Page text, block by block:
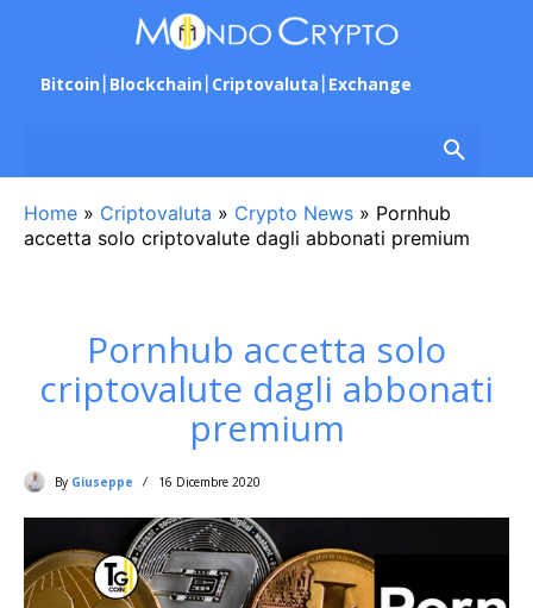
Bitcoin Blockchain Criptovaluta Exchange
Home » Criptovaluta » Crypto News » Pornhub
accetta solo criptovalute dagli abbonati premium
Pornhub accetta solo
criptovalute dagli abbonati
premium
By Giuseppe 16 Dicembre 2020